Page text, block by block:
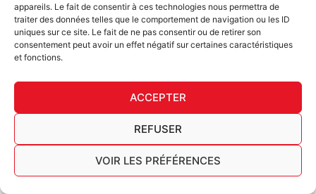
appareils. Le fait de consentir à ces technologies nous permettra de
traiter des données telles que le comportement de navigation ou les ID
uniques sur ce site. Le fait de ne pas consentir ou de retirer son
consentement peut avoir un effet négatif sur certaines caractéristiques
et fonctions.
ACCEPTER
REFUSER
VOIR LES PRÉFÉRENCES